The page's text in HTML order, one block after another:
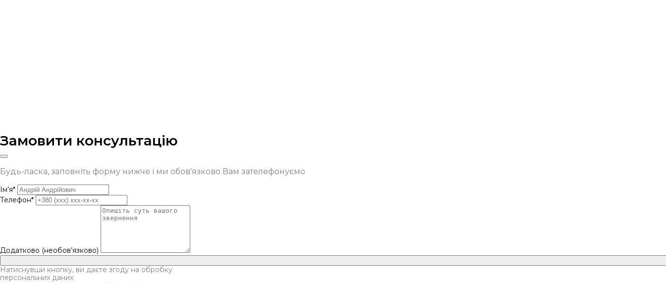
Замовити консультацію
Будь-ласка, заповніть форму нижче і ми обов'язково Вам зателефонуємо
Ім’я*
Телефон*
Додатково (необов’язково)
Натиснувши кнопку, ви даєте згоду на обробку
персональних даних